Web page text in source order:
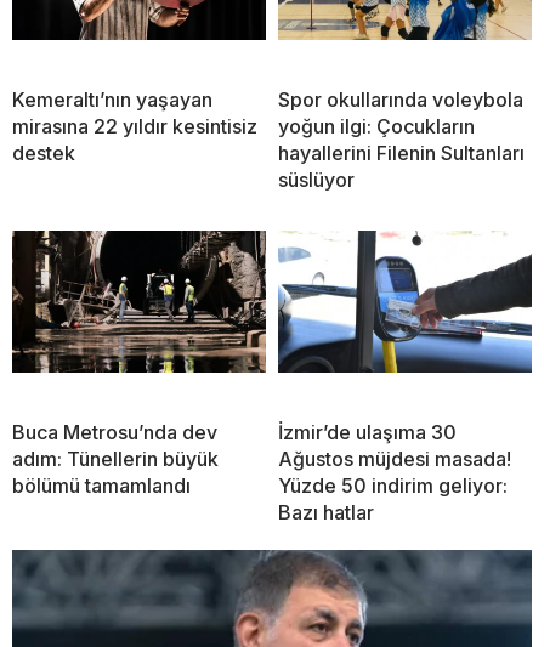
Kemeraltı’nın yaşayan
mirasına 22 yıldır kesintisiz
destek
Spor okullarında voleybola
yoğun ilgi: Çocukların
hayallerini Filenin Sultanları
süslüyor
Buca Metrosu’nda dev
adım: Tünellerin büyük
bölümü tamamlandı
İzmir’de ulaşıma 30
Ağustos müjdesi masada!
Yüzde 50 indirim geliyor:
Bazı hatlar